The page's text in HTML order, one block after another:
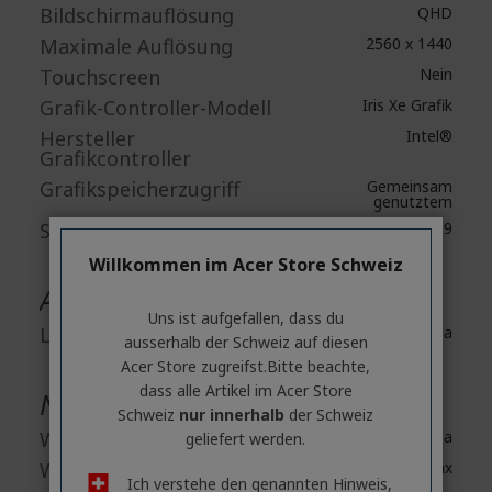
Bildschirmauflösung QHD
Maximale Auflösung 2560 x 1440
Touchscreen Nein
Grafik-Controller-Modell Iris Xe Grafik
Hersteller
Grafikcontroller
Intel®
Grafikspeicherzugriff Gemeinsam
genutztem
Seitenverhältnis 16:09
Audio
Lautsprecher Ja
Netzwerk & Kommunikation
Wireless LAN Ja
Wireless LAN-Standard IEEE 802.11ax
Willkommen im Acer Store Schweiz
Uns ist aufgefallen, dass du
ausserhalb ​der Schweiz auf diesen
Acer Store zugreifst.​Bitte beachte,
dass alle Artikel im Acer Store
Schweiz nur innerhalb der Schweiz
geliefert werden.
Ich verstehe den genannten Hinweis,